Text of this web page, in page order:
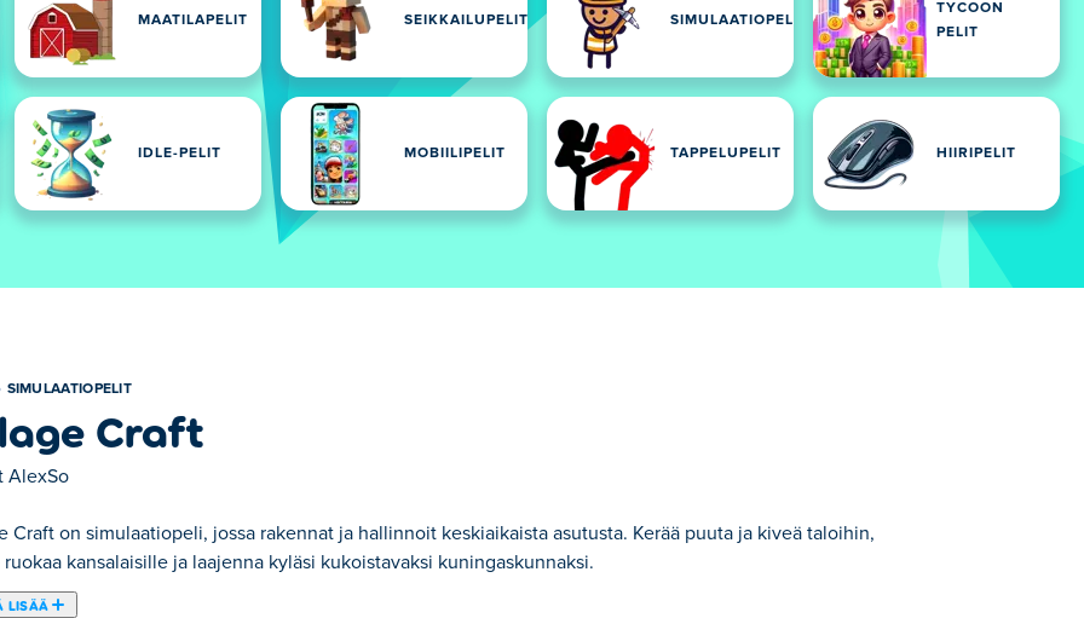
MAATILAPELIT SEIKKAILUPELIT SIMULAATIOPELIT
TYCOON
PELIT
IDLE-PELIT MOBIILIPELIT TAPPELUPELIT HIIRIPELIT
SIMULAATIOPELIT
Craft
AlexSo
Craft on simulaatiopeli, jossa rakennat ja hallinnoit keskiaikaista asutusta. Kerää puuta ja kiveä taloihin,
kansalaisille ja laajenna kyläsi kukoistavaksi kuningaskunnaksi.
LISÄÄ